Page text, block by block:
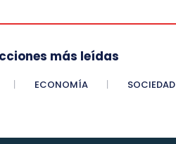
más leídas
ECONOMÍA SOCIEDAD